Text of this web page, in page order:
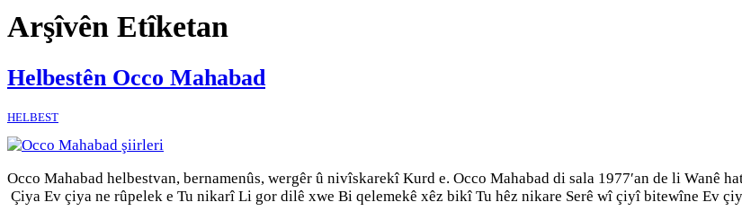
Arşîvên Etîketan
Helbestên Occo Mahabad
HELBEST
Occo Mahabad helbestvan, bernamenûs, wergêr û nivîskarekî Kurd e. Occo Mahabad di sala 1977′an de li Wanê
Çiya Ev çiya ne rûpelek e Tu nikarî Li gor dilê xwe Bi qelemekê xêz bikî Tu hêz nikare Serê wî çiyî bitewîne Ev